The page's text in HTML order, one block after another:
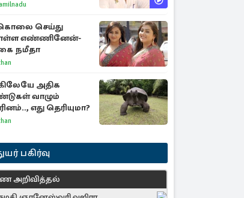
செய்து
எண்ணினேன்-
நமீதா
அதிக
வாழும்
எது தெரியுமா?
பகிர்வு
அறிவித்தல்